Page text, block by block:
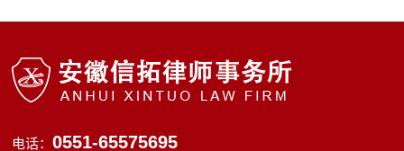
电话：0551-65575695